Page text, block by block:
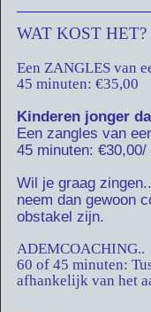
WAT KOST HET?
Een ZANGLES van
45 minuten: €35,00
Kinderen jonger
Een zangles van
45 minuten: €30,00/
Wil je graag
neem dan gewoon
obstakel zijn.
ADEMCOACHING..
60 of 45 minuten:
afhankelijk van het